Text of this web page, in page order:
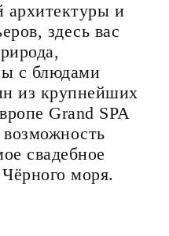
архитектуры и
здесь вас
с блюдами
из крупнейших
Grand SPA
свадебное
моря.